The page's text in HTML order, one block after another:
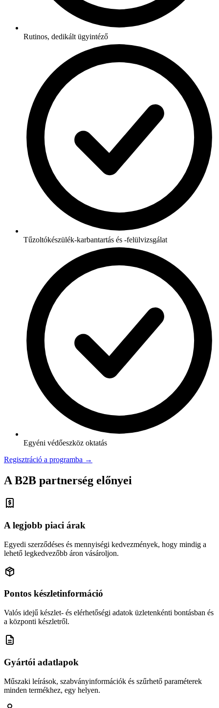
Rutinos, dedikált ügyintéző
Tűzoltókészülék-karbantartás és -felülvizsgálat
Egyéni védőeszköz oktatás
Regisztráció a programba →
A B2B partnerség előnyei
A legjobb piaci árak
Egyedi szerződéses és mennyiségi kedvezmények, hogy mindig a
lehető legkedvezőbb áron vásároljon.
Pontos készletinformáció
Valós idejű készlet- és elérhetőségi adatok üzletenkénti bontásban és
a központi készletről.
Gyártói adatlapok
Műszaki leírások, szabványinformációk és szűrhető paraméterek
minden termékhez, egy helyen.